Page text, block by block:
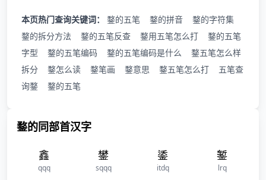
本页热门查询关键词： 鍪的五笔 鍪的拼音
鍪的字符集
鍪的拆分方法
鍪的五笔反查 鍪用五笔怎么打
鍪的五笔
字型
鍪的五笔编码 鍪的五笔编码是什么
鍪五笔怎么样
拆分
鍪怎么读 鍪笔画 鍪意思 鍪五笔怎么打
五笔查
询鍪
鍪的五笔
鍪的同部首汉字
鑫
qqq
鐢
sqqq
鋈
itdq
錾
lrq